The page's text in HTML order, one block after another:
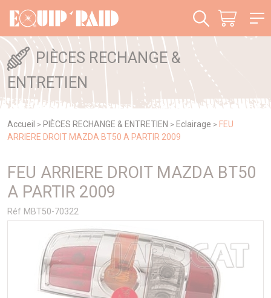
PIÈCES RECHANGE &
ENTRETIEN
Accueil > PIÈCES RECHANGE & ENTRETIEN > Eclairage > FEU
ARRIERE DROIT MAZDA BT50 A PARTIR 2009
FEU ARRIERE DROIT MAZDA BT50
A PARTIR 2009
Réf MBT50-70322
Panneau de gestion des cookies